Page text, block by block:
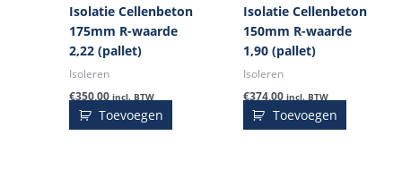
Isolatie Cellenbeton
175mm R-waarde
2,22 (pallet)
Isoleren
€350,00 incl. BTW
Toevoegen
Isolatie Cellenbeton
150mm R-waarde
1,90 (pallet)
Isoleren
€374,00 incl. BTW
Toevoegen